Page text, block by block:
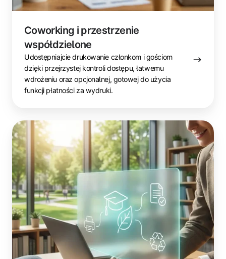
Coworking i przestrzenie
współdzielone
Udostępniajcie drukowanie członkom i gościom
dzięki przejrzystej kontroli dostępu, łatwemu
wdrożeniu oraz opcjonalnej, gotowej do użycia
funkcji płatności za wydruki.
IT
i
administratorzy
w
edukacji